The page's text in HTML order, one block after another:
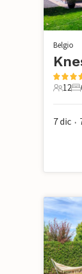
Belgio
12
12
6
7 dic •